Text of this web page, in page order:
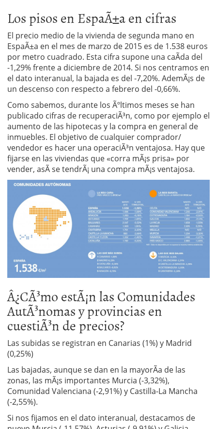
Los pisos en EspaÃ±a en cifras
El precio medio de la vivienda de segunda mano en
EspaÃ±a en el mes de marzo de 2015 es de 1.538 euros
por metro cuadrado. Esta cifra supone una caÃ­da del
-1,29% frente a diciembre de 2014. Si nos centramos en
el dato interanual, la bajada es del -7,20%. AdemÃ¡s de
un descenso con respecto a febrero del -0,66%.
Como sabemos, durante los Ãºltimos meses se han
publicado cifras de recuperaciÃ³n, como por ejemplo el
aumento de las hipotecas y la compra en general de
inmuebles. El objetivo de cualquier comprador/
vendedor es hacer una operaciÃ³n ventajosa. Hay que
fijarse en las viviendas que «corra mÃ¡s prisa» por
vender, asÃ­ se tendrÃ¡ una compra mÃ¡s ventajosa.
Â¿CÃ³mo estÃ¡n las Comunidades
AutÃ³nomas y provincias en
cuestiÃ³n de precios?
Las subidas se registran en Canarias (1%) y Madrid
(0,25%)
Las bajadas, aunque se dan en la mayorÃ­a de las
zonas, las mÃ¡s importantes Murcia (-3,32%),
Comunidad Valenciana (-2,91%) y Castilla-La Mancha
(-2,55%).
Si nos fijamos en el dato interanual, destacamos de